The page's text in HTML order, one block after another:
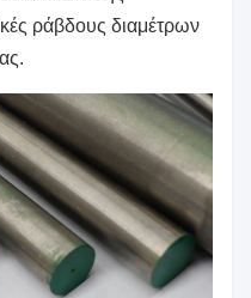
ράβδους διαμέτρων